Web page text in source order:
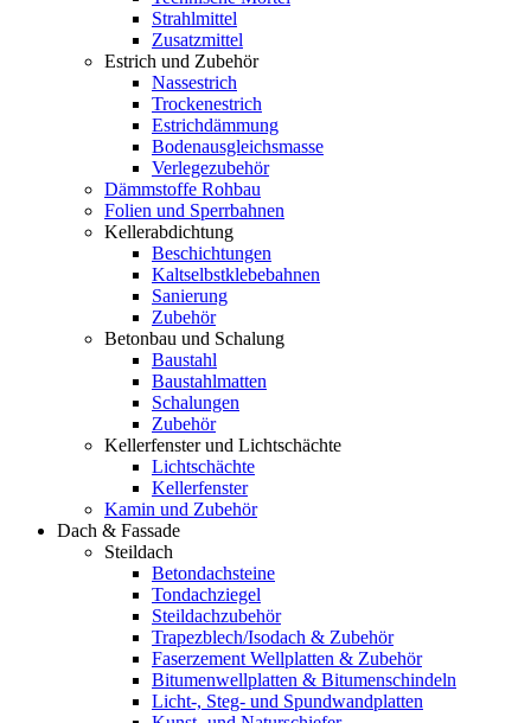
Strahlmittel
Zusatzmittel
Estrich und Zubehör
Nassestrich
Trockenestrich
Estrichdämmung
Bodenausgleichsmasse
Verlegezubehör
Dämmstoffe Rohbau
Folien und Sperrbahnen
Kellerabdichtung
Beschichtungen
Kaltselbstklebebahnen
Sanierung
Zubehör
Betonbau und Schalung
Baustahl
Baustahlmatten
Schalungen
Zubehör
Kellerfenster und Lichtschächte
Lichtschächte
Kellerfenster
Kamin und Zubehör
Dach & Fassade
Steildach
Betondachsteine
Tondachziegel
Steildachzubehör
Trapezblech/Isodach & Zubehör
Faserzement Wellplatten & Zubehör
Bitumenwellplatten & Bitumenschindeln
Licht-, Steg- und Spundwandplatten